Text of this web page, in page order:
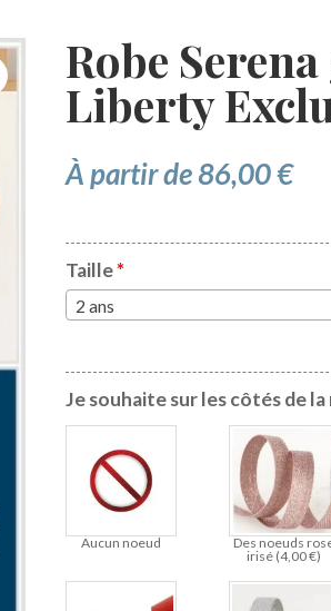
Robe
Liberty
À partir de86,00€
Taille*
2 ans
Je souhaite sur les côtés de
Aucun noeud
Des noeuds
irisé (4,00€)